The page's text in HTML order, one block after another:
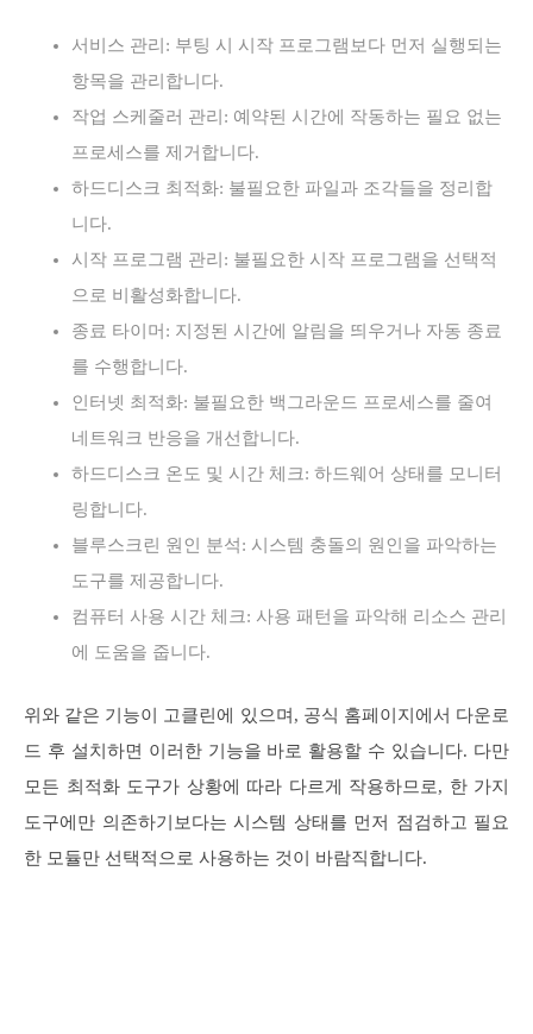
서비스 관리: 부팅 시 시작 프로그램보다 먼저 실행되는
항목을 관리합니다.
작업 스케줄러 관리: 예약된 시간에 작동하는 필요 없는
프로세스를 제거합니다.
하드디스크 최적화: 불필요한 파일과 조각들을 정리합
니다.
시작 프로그램 관리: 불필요한 시작 프로그램을 선택적
으로 비활성화합니다.
종료 타이머: 지정된 시간에 알림을 띄우거나 자동 종료
를 수행합니다.
인터넷 최적화: 불필요한 백그라운드 프로세스를 줄여
네트워크 반응을 개선합니다.
하드디스크 온도 및 시간 체크: 하드웨어 상태를 모니터
링합니다.
블루스크린 원인 분석: 시스템 충돌의 원인을 파악하는
도구를 제공합니다.
컴퓨터 사용 시간 체크: 사용 패턴을 파악해 리소스 관리
에 도움을 줍니다.
위와 같은 기능이 고클린에 있으며, 공식 홈페이지에서 다운로
드 후 설치하면 이러한 기능을 바로 활용할 수 있습니다. 다만
모든 최적화 도구가 상황에 따라 다르게 작용하므로, 한 가지
도구에만 의존하기보다는 시스템 상태를 먼저 점검하고 필요
한 모듈만 선택적으로 사용하는 것이 바람직합니다.